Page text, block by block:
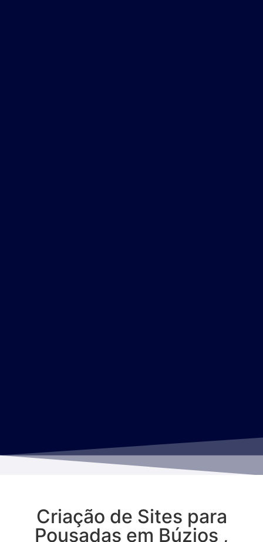
Criação de Sites para
Pousadas em Búzios ,